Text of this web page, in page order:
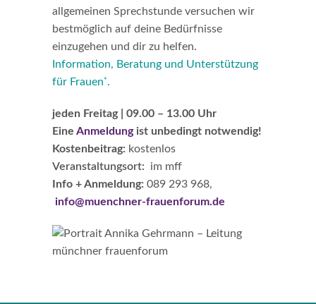
allgemeinen Sprechstunde versuchen wir
bestmöglich auf deine Bedürfnisse
einzugehen und dir zu helfen.
Information, Beratung und Unterstützung
für Frauen*.
jeden Freitag | 09.00 – 13.00 Uhr
Eine Anmeldungist unbedingt notwendig!
Kostenbeitrag: kostenlos
Veranstaltungsort: im mff
Info + Anmeldung: 089 293 968,
info@muenchner-frauenforum.de